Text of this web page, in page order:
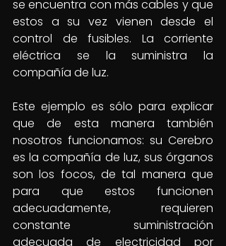
se encuentra con más cables y que
estos a su vez vienen desde el
control de fusibles. La corriente
eléctrica se la suministra la
compañía de luz.
Este ejemplo es sólo para explicar
que de esta manera también
nosotros funcionamos: su Cerebro
es la compañía de luz, sus órganos
son los focos, de tal manera que
para que estos funcionen
adecuadamente, requieren
constante suministración
adecuada de electricidad por